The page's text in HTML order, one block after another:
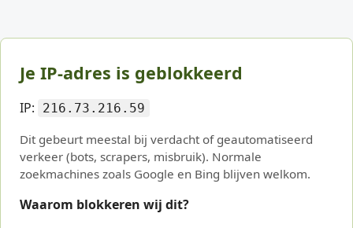
Je IP-adres is geblokkeerd
IP: 216.73.216.59
Dit gebeurt meestal bij verdacht of geautomatiseerd
verkeer (bots, scrapers, misbruik). Normale
zoekmachines zoals Google en Bing blijven welkom.
Waarom blokkeren wij dit?